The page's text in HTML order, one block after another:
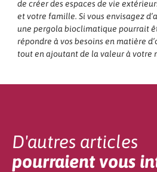
de créer des espaces de vie
et votre famille. Si vous envisagez
une pergola bioclimatique pourrait
répondre à vos besoins en matière
tout en ajoutant de la valeur à votre
D'autres articles
pourraient vous